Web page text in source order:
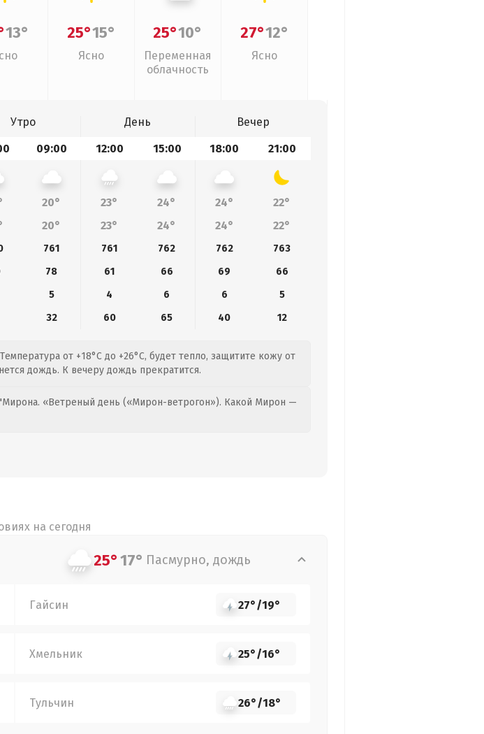
13° 25°15°
Ясно
25°10°
Переменная
облачность
27°12°
Ясно
Утро День
Вечер
09:00 12:00 15:00 18:00 21:00
20° 23° 24° 24°
22°
20° 23° 24° 24° 22°
761 761 762 762
763
78 61 66 69
66
5 4 6 6
5
32 60 65 40 12
от +18°C до +26°C, будет тепло, защитите кожу от
дождь. К вечеру дождь прекратится.
«Ветреный день («Мирон-ветрогон»). Какой Мирон —
на сегодня
25°17° Пасмурно, дождь
Гайсин 27°/19°
Хмельник 25°/16°
Тульчин 26°/18°